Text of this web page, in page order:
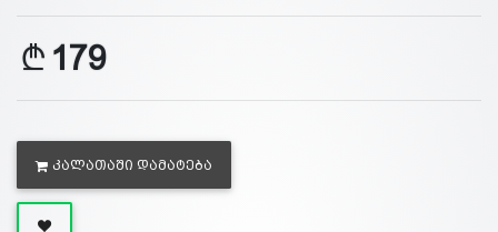
179
ᲙᲐᲚᲐᲗᲐᲨᲘ ᲓᲐᲛᲐᲢᲔᲑᲐ